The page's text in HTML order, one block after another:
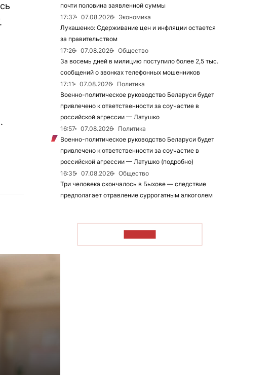
почти половина заявленной суммы
17:37
07.08.2026
Экономика
Лукашенко: Сдерживание цен и инфляции остается
за правительством
17:26
07.08.2026
Общество
За восемь дней в милицию поступило более 2,5 тыс.
сообщений о звонках телефонных мошенников
17:11
07.08.2026
Политика
Военно-политическое руководство Беларуси будет
привлечено к ответственности за соучастие в
российской агрессии — Латушко
16:57
07.08.2026
Политика
Военно-политическое руководство Беларуси будет
привлечено к ответственности за соучастие в
российской агрессии — Латушко (подробно)
16:35
07.08.2026
Общество
Три человека скончалось в Быхове — следствие
предполагает отравление суррогатным алкоголем